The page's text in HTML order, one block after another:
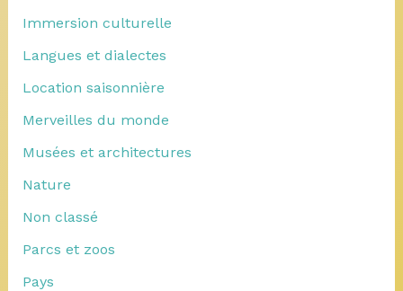
Immersion culturelle
Langues et dialectes
Location saisonnière
Merveilles du monde
Musées et architectures
Nature
Non classé
Parcs et zoos
Pays